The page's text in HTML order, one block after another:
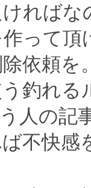
ればな
って
依頼を
釣れる
人の記
不快感